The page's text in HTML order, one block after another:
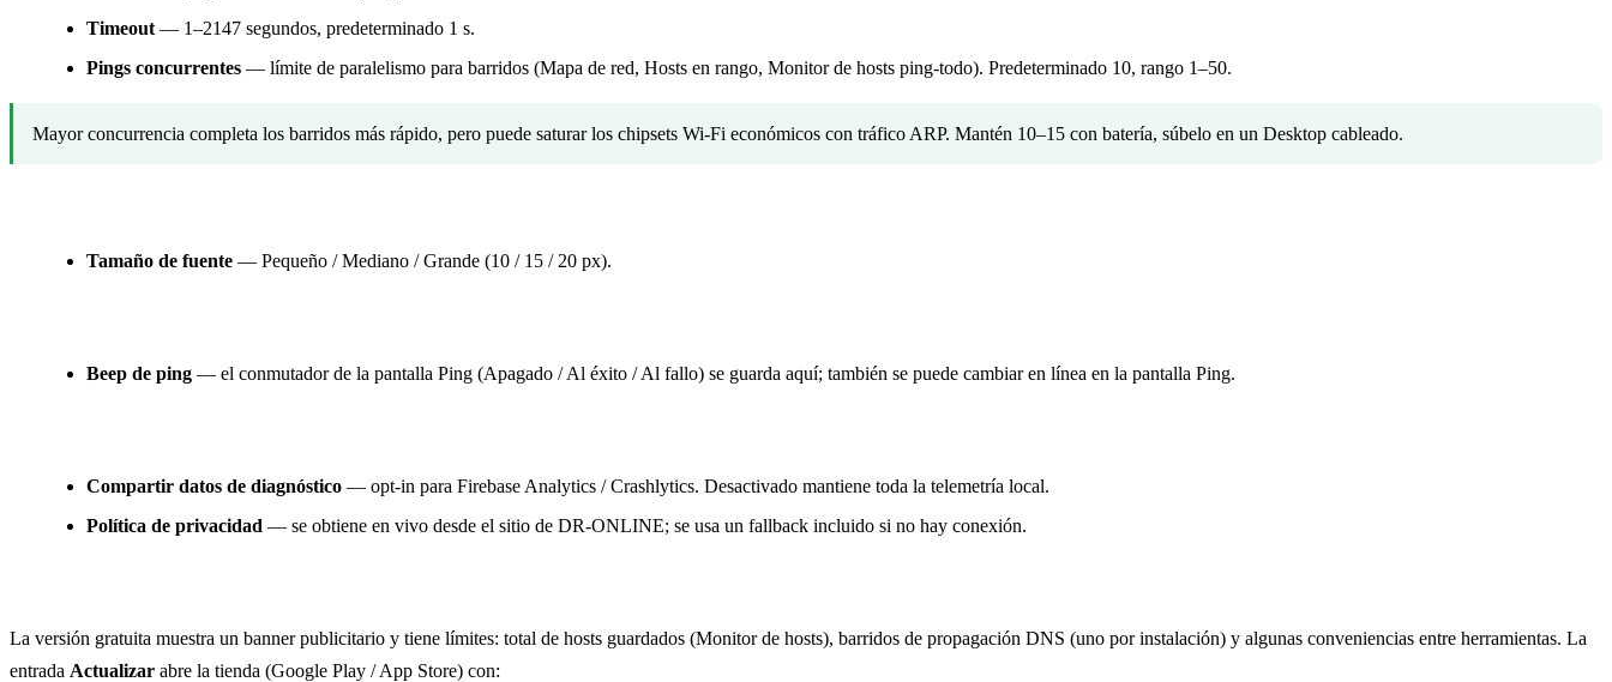
Timeout — 1–2147 segundos, predeterminado 1 s.
Pings concurrentes — límite de paralelismo para barridos (Mapa de red, Hosts en rango, Monitor de hosts ping-todo). Predeterminado 10, rango 1–50.
Mayor concurrencia completa los barridos más rápido, pero puede saturar los chipsets Wi-Fi económicos con tráfico ARP. Mantén 10–15 con batería, súbelo en un Desktop cableado.
Tamaño de fuente — Pequeño / Mediano / Grande (10 / 15 / 20 px).
Beep de ping — el conmutador de la pantalla Ping (Apagado / Al éxito / Al fallo) se guarda aquí; también se puede cambiar en línea en la pantalla Ping.
Compartir datos de diagnóstico — opt-in para Firebase Analytics / Crashlytics. Desactivado mantiene toda la telemetría local.
Política de privacidad — se obtiene en vivo desde el sitio de DR-ONLINE; se usa un fallback incluido si no hay conexión.
La versión gratuita muestra un banner publicitario y tiene límites: total de hosts guardados (Monitor de hosts), barridos de propagación DNS (uno por instalación) y algunas conveniencias entre herramientas. La
entrada Actualizar abre la tienda (Google Play / App Store) con: